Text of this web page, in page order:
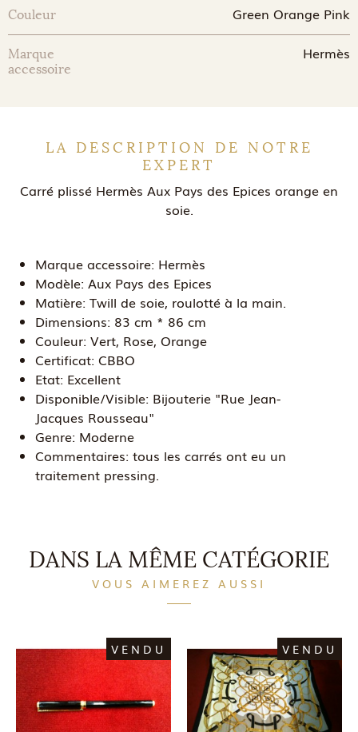
Couleur Green Orange Pink
Marque
accessoire
Hermès
LA DESCRIPTION DE NOTRE
EXPERT
Carré plissé Hermès Aux Pays des Epices orange en
soie.
Marque accessoire: Hermès
Modèle: Aux Pays des Epices
Matière: Twill de soie, roulotté à la main.
Dimensions: 83 cm * 86 cm
Couleur: Vert, Rose, Orange
Certificat: CBBO
Etat: Excellent
Disponible/Visible: Bijouterie "Rue Jean-
Jacques Rousseau"
Genre: Moderne
Commentaires: tous les carrés ont eu un
traitement pressing.
DANS LA MÊME CATÉGORIE
VOUS AIMEREZ AUSSI
VENDU VENDU